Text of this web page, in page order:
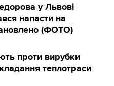
у Львові
напасти на
(ФОТО)
проти вирубки
теплотраси